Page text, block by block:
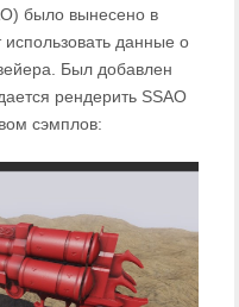
было вынесено в
данные о
Был добавлен
рендерить SSAO
сэмплов: